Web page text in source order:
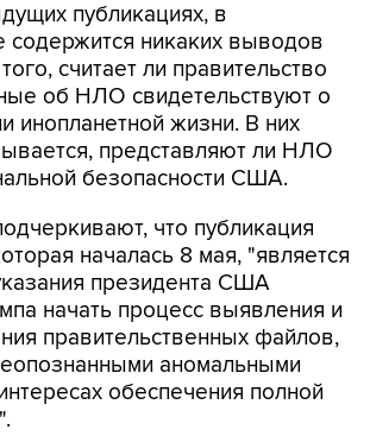
публикациях, в
содержится никаких выводов
считает ли правительство
об НЛО свидетельствуют о
инопланетной жизни. В них
представляют ли НЛО
безопасности США.
что публикация
началась 8 мая, "является
президента США
начать процесс выявления и
правительственных файлов,
аномальными
обеспечения полной